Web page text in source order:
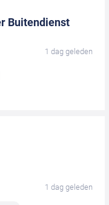
Buitendienst
1 dag geleden
1 dag geleden